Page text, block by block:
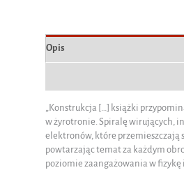
Opis
„Konstrukcja […] książki
w żyrotronie. Spiralę wirujących,
elektronów, które przemieszczają
powtarzając temat za każdym
poziomie zaangażowania w fizykę